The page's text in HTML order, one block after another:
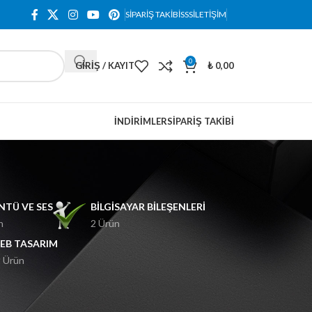
SIPARIŞ TAKIBISSSİLETIŞIM
GIRIŞ / KAYIT 0 ₺ 0,00
İNDIRIMLERSIPARIŞ TAKIBI
VE SES
BILGISAYAR BILEŞENLERI
2 Ürün
TASARIM
Ürün